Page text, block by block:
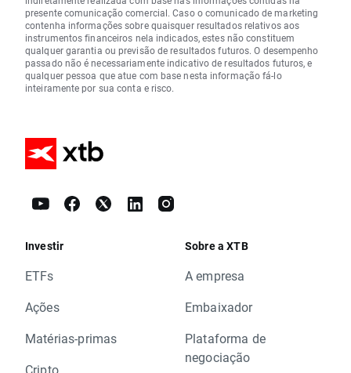
presente comunicação comercial. Caso o comunicado de marketing
contenha informações sobre quaisquer resultados relativos aos
instrumentos financeiros nela indicados, estes não constituem
qualquer garantia ou previsão de resultados futuros. O desempenho
passado não é necessariamente indicativo de resultados futuros, e
qualquer pessoa que atue com base nesta informação fá-lo
inteiramente por sua conta e risco.
Investir
ETFs
Ações
Matérias-primas
Cripto
Sobre a XTB
A empresa
Embaixador
Plataforma de
negociação